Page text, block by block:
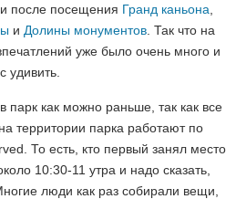
после посещения Гранд каньона
и Долины монументов . Так что на
уже было очень много и
удивить.
парк как можно раньше, так как все
территории парка работают по
То есть, кто первый занял место
10:30-11 утра и надо сказать,
люди как раз собирали вещи,